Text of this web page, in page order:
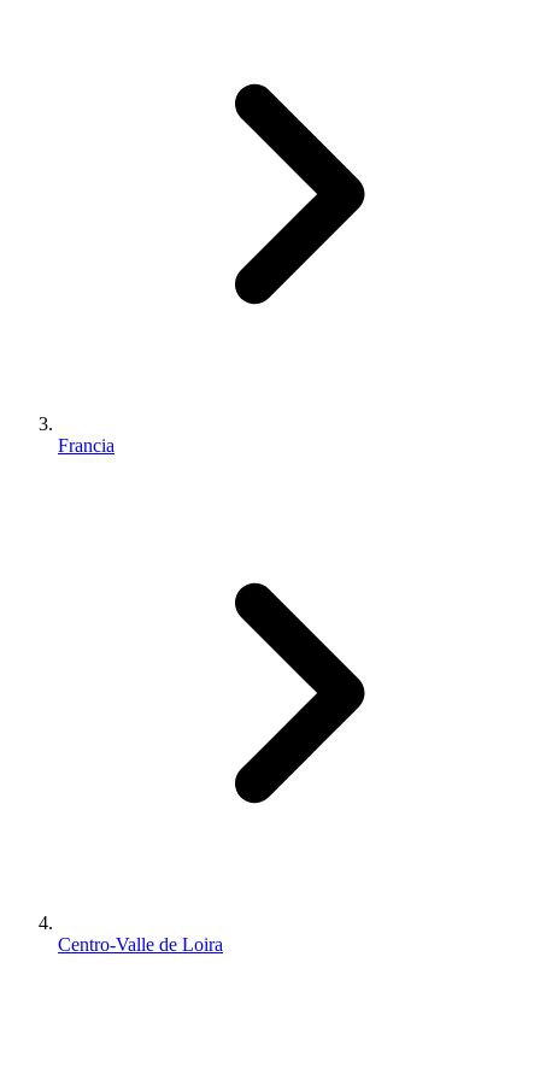
Francia
Centro-Valle de Loira